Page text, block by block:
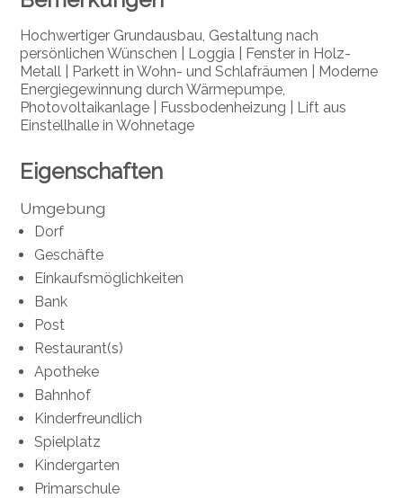
Hochwertiger Grundausbau, Gestaltung nach
persönlichen Wünschen | Loggia | Fenster in Holz-
Metall | Parkett in Wohn- und Schlafräumen | Moderne
Energiegewinnung durch Wärmepumpe,
Photovoltaikanlage | Fussbodenheizung | Lift aus
Einstellhalle in Wohnetage
Eigenschaften
Umgebung
Dorf
Geschäfte
Einkaufsmöglichkeiten
Bank
Post
Restaurant(s)
Apotheke
Bahnhof
Kinderfreundlich
Spielplatz
Kindergarten
Primarschule